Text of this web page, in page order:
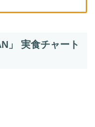
」 実食チャート